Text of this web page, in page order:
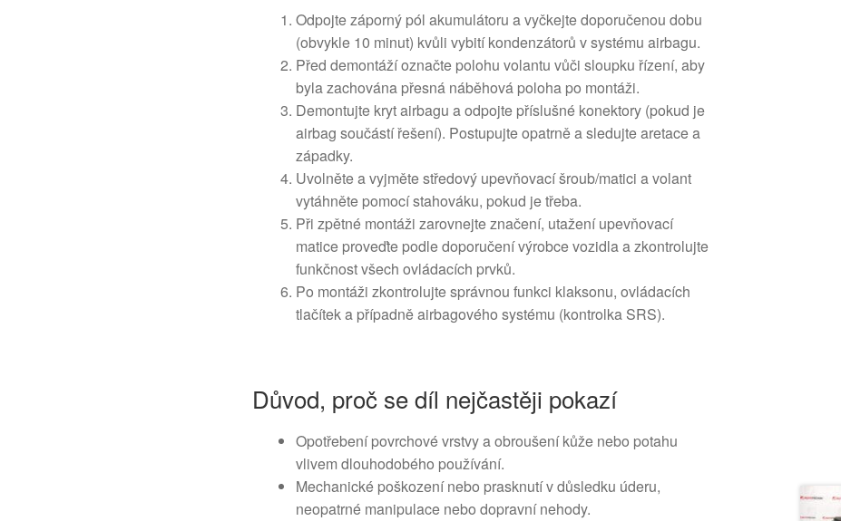
Odpojte záporný pól akumulátoru a vyčkejte doporučenou dobu
(obvykle 10 minut) kvůli vybití kondenzátorů v systému airbagu.
Před demontáží označte polohu volantu vůči sloupku řízení, aby
byla zachována přesná náběhová poloha po montáži.
Demontujte kryt airbagu a odpojte příslušné konektory (pokud je
airbag součástí řešení). Postupujte opatrně a sledujte aretace a
západky.
Uvolněte a vyjměte středový upevňovací šroub/matici a volant
vytáhněte pomocí stahováku, pokud je třeba.
Při zpětné montáži zarovnejte značení, utažení upevňovací
matice proveďte podle doporučení výrobce vozidla a zkontrolujte
funkčnost všech ovládacích prvků.
Po montáži zkontrolujte správnou funkci klaksonu, ovládacích
tlačítek a případně airbagového systému (kontrolka SRS).
Důvod, proč se díl nejčastěji pokazí
Opotřebení povrchové vrstvy a obroušení kůže nebo potahu
vlivem dlouhodobého používání.
Mechanické poškození nebo prasknutí v důsledku úderu,
neopatrné manipulace nebo dopravní nehody.